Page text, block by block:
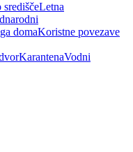
Letna
domaKoristne povezave
KarantenaVodni